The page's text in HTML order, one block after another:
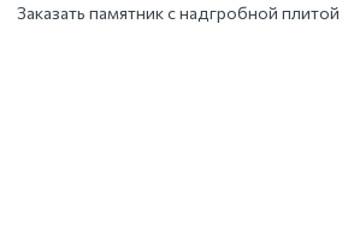
Заказать памятник с надгробной плитой